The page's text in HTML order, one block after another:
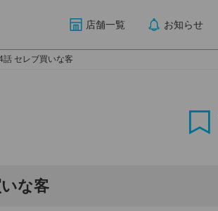
店舗一覧 お知らせ
話 セレブ買いな客
な客